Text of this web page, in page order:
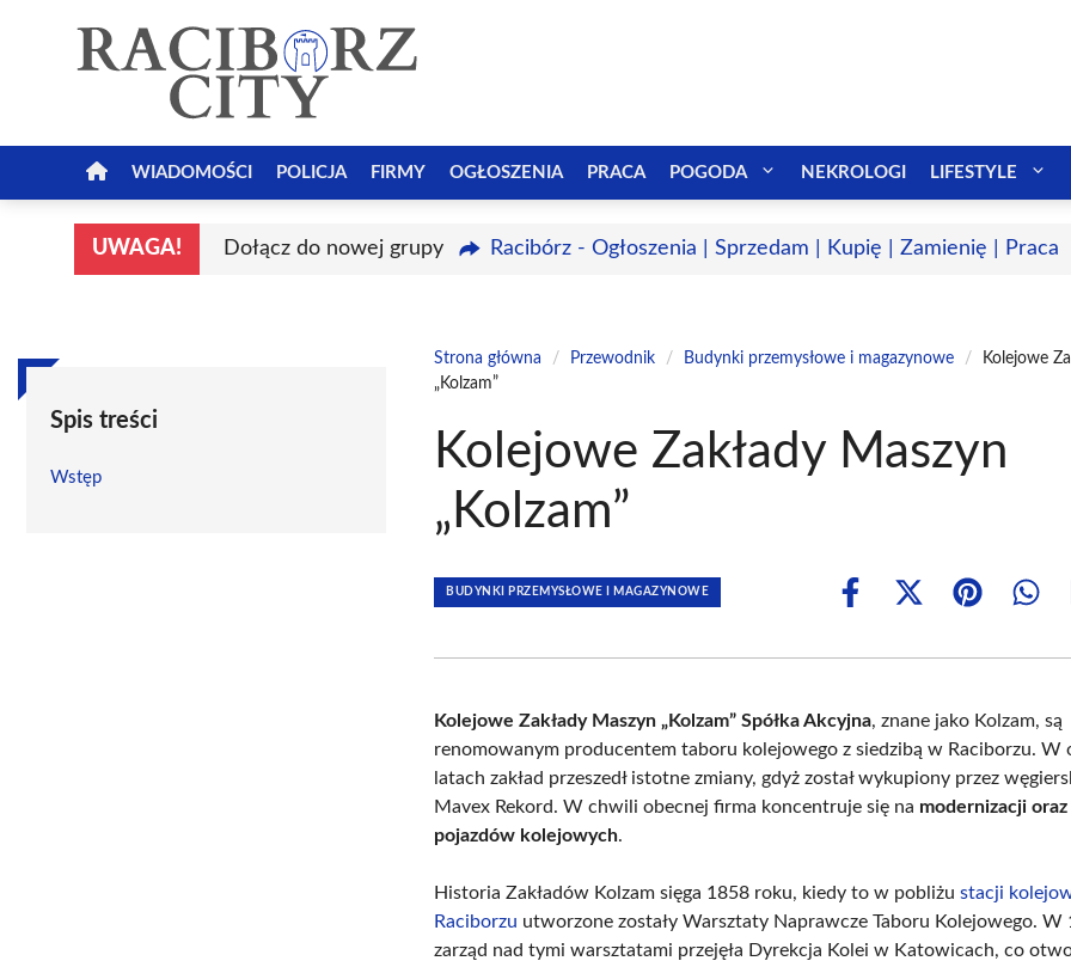
WIADOMOŚCI POLICJA FIRMY OGŁOSZENIA PRACA POGODA NEKROLOGI LIFESTYLE
UWAGA! Dołącz do nowej grupy Racibórz - Ogłoszenia | Sprzedam | Kupię | Zamienię | Praca
Spis treści
Wstęp
Strona główna / Przewodnik / Budynki przemysłowe i magazynowe /
Kolejowe
„Kolzam”
Kolejowe Zakłady Maszyn
„Kolzam”
BUDYNKI PRZEMYSŁOWE I MAGAZYNOWE
Share
Share
(Twitter)
Share Share
Kolejowe Zakłady Maszyn „Kolzam” Spółka Akcyjna, znane jako Kolzam, są
renomowanym producentem taboru kolejowego z siedzibą w Raciborzu. W
latach zakład przeszedł istotne zmiany, gdyż został wykupiony przez
Mavex Rekord. W chwili obecnej firma koncentruje się na modernizacji
pojazdów kolejowych.
Historia Zakładów Kolzam sięga 1858 roku, kiedy to w pobliżustacji
Raciborzu utworzone zostały Warsztaty Naprawcze Taboru Kolejowego. W
zarząd nad tymi warsztatami przejęła Dyrekcja Kolei w Katowicach, co